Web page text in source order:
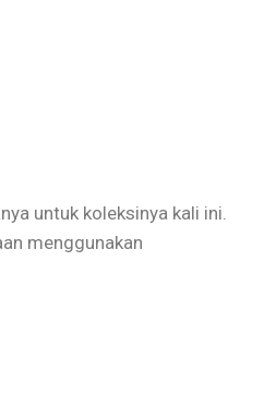
untuk koleksinya kali ini.
menggunakan